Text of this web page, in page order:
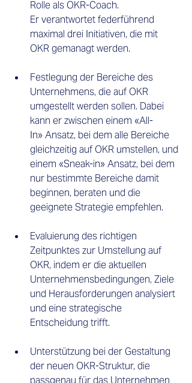
Rolle als OKR-Coach.
Er verantwortet federführend
maximal drei Initiativen, die mit
OKR gemanagt werden.
Festlegung der Bereiche des
Unternehmens, die auf OKR
umgestellt werden sollen. Dabei
kann er zwischen einem «All-
In» Ansatz, bei dem alle Bereiche
gleichzeitig auf OKR umstellen, und
einem «Sneak-in» Ansatz, bei dem
nur bestimmte Bereiche damit
beginnen, beraten und die
geeignete Strategie empfehlen.
Evaluierung des richtigen
Zeitpunktes zur Umstellung auf
OKR, indem er die aktuellen
Unternehmensbedingungen, Ziele
und Herausforderungen analysiert
und eine strategische
Entscheidung trifft.
Unterstützung bei der Gestaltung
der neuen OKR-Struktur, die